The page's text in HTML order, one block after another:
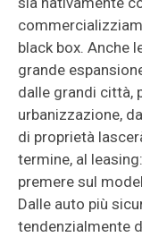
black box. Anche
grande
dalle grandi città,
urbanizzazione,
di proprietà
termine, al
premere sul
Dalle auto più
tendenzialmente